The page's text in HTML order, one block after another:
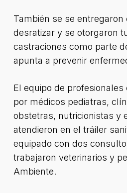
También se se entregaron
desratizar y se otorgaron
castraciones como parte
apunta a prevenir
El equipo de
por médicos pediatras,
obstetras, nutricionistas y
atendieron en el tráiler
equipado con dos
trabajaron veterinarios y
Ambiente.